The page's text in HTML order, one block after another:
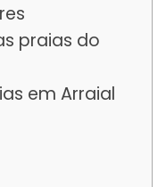
praias do
em Arraial